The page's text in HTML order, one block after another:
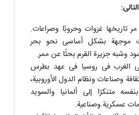
تاریخها غزوات وحروبًا وصراعات.
موجهة بشکل أساسی نحو بحر
وشبه جزیرة القرم بحثًا عن ممر.
الغرب فی روسیا فی عهد بطرس
وصناعات ونظام الدول الأوروبیة،
متنکرًا إلى ألمانیا والسوید
عسکریة وصناعیة.